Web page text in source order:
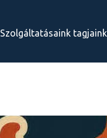
Szolgáltatásaink